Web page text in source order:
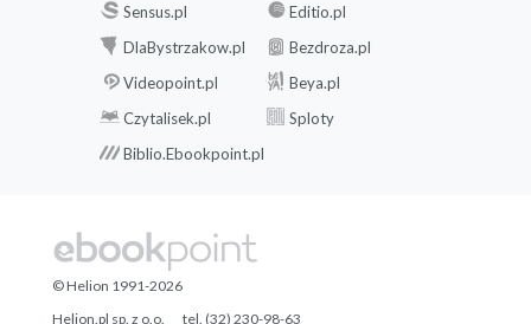
Sensus.pl
Editio.pl
DlaBystrzakow.pl
Bezdroza.pl
Videopoint.pl
Beya.pl
Czytalisek.pl
Sploty
Biblio.Ebookpoint.pl
© Helion 1991-2026
Helion.pl sp. z o.o.
tel. (32) 230-98-63